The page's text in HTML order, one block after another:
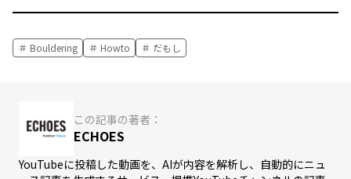
Bouldering Howto だもし
この記事の著者：
ECHOES
YouTubeに投稿した動画を、AIが内容を解析し、自動的にニュ